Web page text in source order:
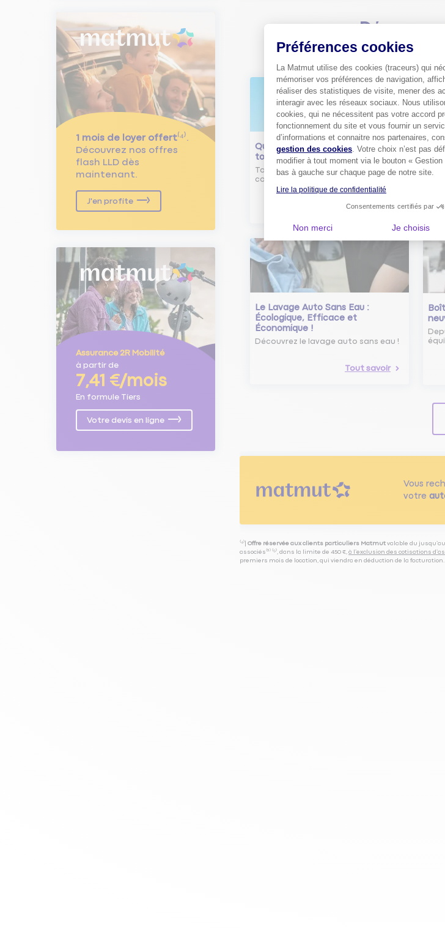
1 mois de loyer offert⁽⁴⁾.
Découvrez nos offres
flash LLD dès
maintenant.
J'en profite
Assurance 2R Mobilité
à partir de
7,41 €/mois
En formule Tiers
Votre devis en ligne
Qu'est-ce que le nouveau radar
tourelle ?
Tout savoir sur le radar tourelle et
comment éviter les infractions.
Tout savoir
Le Lavage Auto Sans Eau :
Écologique, Efficace et
Économique !
Découvrez le lavage auto sans eau !
Tout savoir
Vous
votre
⁽⁴⁾| Offre réservée aux clients particuliers Matmut valable du
associés⁽³⁾ ⁽⁵⁾, dans la limite de 450 €, à l’exclusion des cotisations
premiers mois de location, qui viendra en déduction de la facturation.
Préférences cookies
La Matmut utilise des cookies (traceurs) qui
mémoriser vos préférences de navigation,
réaliser des statistiques de visite, mener des
interagir avec les réseaux sociaux. Nous
cookies, qui ne nécessitent pas votre accord
fonctionnement du site et vous fournir un
d’informations et connaitre nos partenaires,
gestion des cookies . Votre choix n’est pas
modifier à tout moment via le bouton «
bas à gauche sur chaque page de notre site.
Lire la politique de confidentialité
Consentements certifiés par
Non merci Je choisis
Axeptio consent